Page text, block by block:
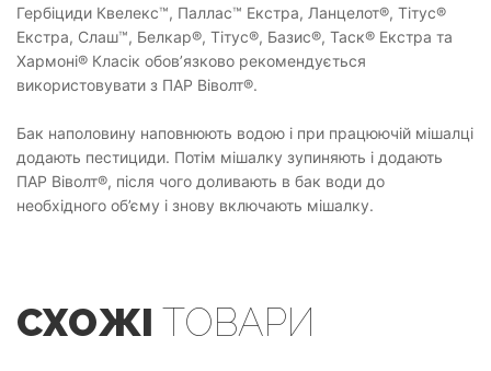
Гербіциди Квелекс™, Паллас™ Екстра, Ланцелот®, Тітус®
Екстра, Слаш™, Белкар®, Тітус®, Базис®, Таск® Екстра та
Хармоні® Класік обов’язково рекомендується
використовувати з ПАР Віволт®.
Бак наполовину наповнюють водою і при працюючій мішалці
додають пестициди. Потім мішалку зупиняють і додають
ПАР Віволт®, після чого доливають в бак води до
необхідного об’єму і знову включають мішалку.
СХОЖІ ТОВАРИ